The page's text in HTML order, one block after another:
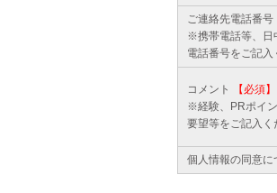
ご連絡先電話番号
※携帯電話等、日
電話番号をご記入
コメント
【必須】
※経験、PRポイン
要望等をご記入く
個人情報の同意に